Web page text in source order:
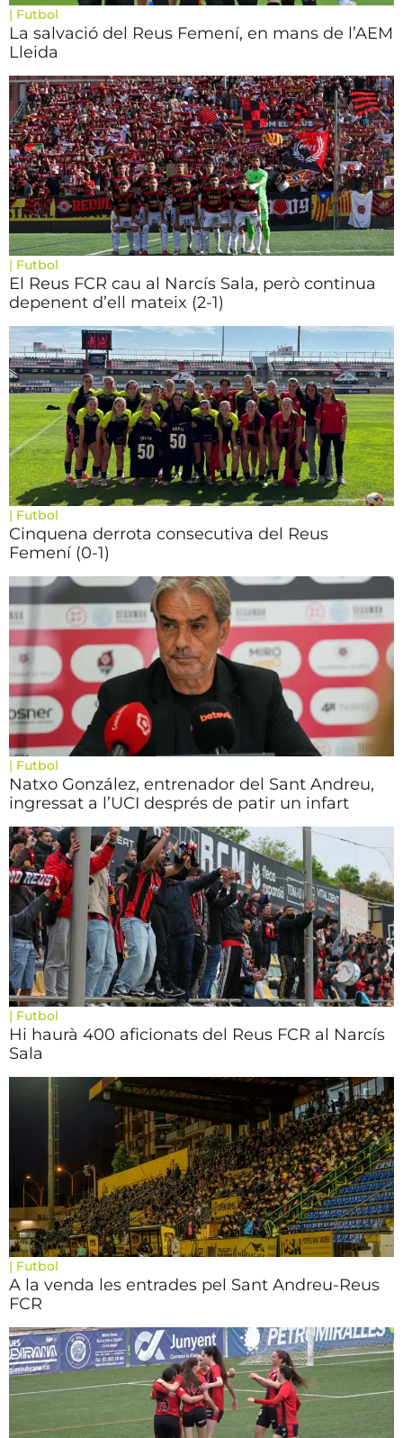
| Futbol
La salvació del Reus Femení, en mans de l’AEM
Lleida
| Futbol
El Reus FCR cau al Narcís Sala, però continua
depenent d’ell mateix (2-1)
| Futbol
Cinquena derrota consecutiva del Reus
Femení (0-1)
| Futbol
Natxo González, entrenador del Sant Andreu,
ingressat a l’UCI després de patir un infart
| Futbol
Hi haurà 400 aficionats del Reus FCR al Narcís
Sala
| Futbol
A la venda les entrades pel Sant Andreu-Reus
FCR